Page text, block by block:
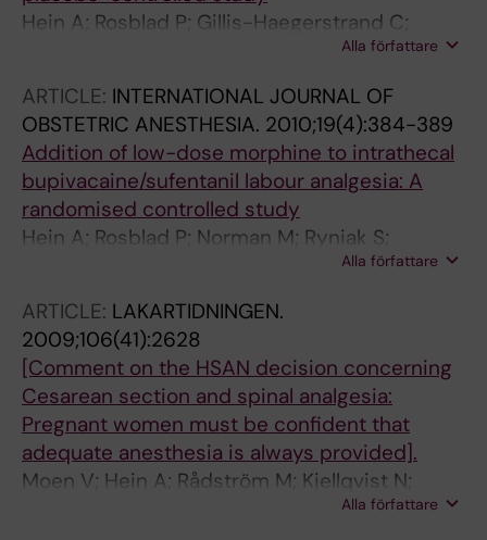
Hein A; Rosblad P; Gillis-Haegerstrand C;
Schedvins K; Jakobsson J; Dahlgren GAlla författare
ARTICLE: INTERNATIONAL JOURNAL OF
OBSTETRIC ANESTHESIA. 2010;19(4):384-389
Addition of low-dose morphine to intrathecal
bupivacaine/sufentanil labour analgesia: A
randomised controlled study
Hein A; Rosblad P; Norman M; Ryniak S;
Tingaker B; Jakobsson J; Dahlgren GAlla författare
ARTICLE: LAKARTIDNINGEN.
2009;106(41):2628
[Comment on the HSAN decision concerning
Cesarean section and spinal analgesia:
Pregnant women must be confident that
adequate anesthesia is always provided].
Moen V; Hein A; Rådström M; Kjellqvist N;
Birgisdottir B; Häggström M; Karlsson O;
Alla författare